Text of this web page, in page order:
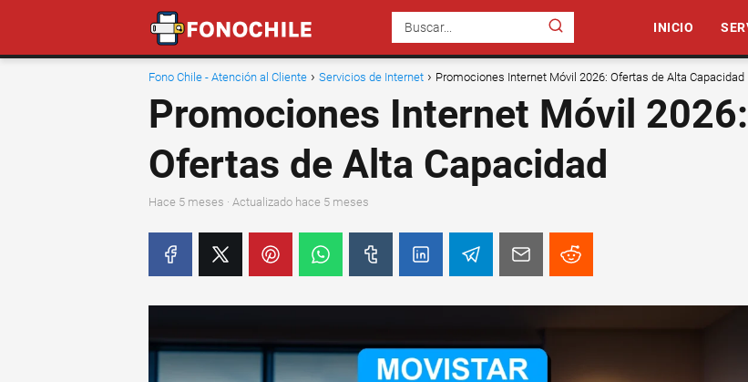
INICIO
Fono Chile - Atención al Cliente Servicios de Internet Promociones Internet Móvil 2026: Ofertas de Alta Capacidad
Promociones Internet Móvil 2026:
Ofertas de Alta Capacidad
hace 5 meses · Actualizado hace 5 meses